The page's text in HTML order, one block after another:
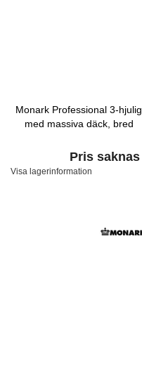
Monark Professional 3-hjulig
med massiva däck, bred
Pris saknas
Visa lagerinformation